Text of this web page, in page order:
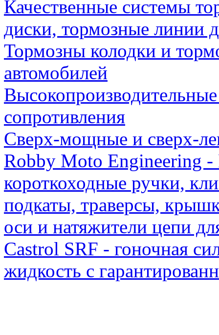
Качественные системы
диски, тормозные линии
Тормозны колодки и
автомобилей
сопротивления
Сверх-мощные и сверх-
Robby Moto Engineering
короткоходные ручки,
подкаты, траверсы,
оси и натяжители цепи
Castrol SRF - гоночная
жидкость с